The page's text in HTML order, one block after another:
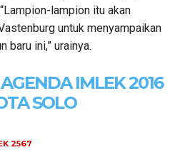
lampion itu akan
untuk menyampaikan
baru ini,” urainya.
AGENDA IMLEK 2016
SOLO
2567